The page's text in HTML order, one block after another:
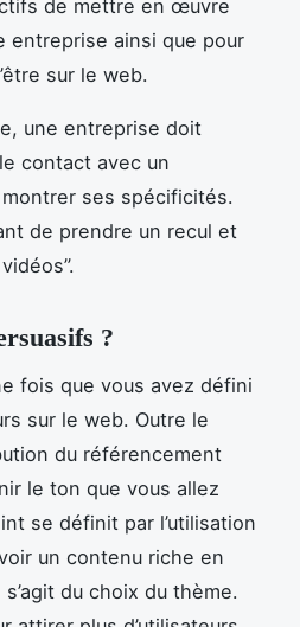
de mettre en œuvre
entreprise ainsi que pour
sur le web.
une entreprise doit
contact avec un
montrer ses spécificités.
de prendre un recul et
?
fois que vous avez défini
sur le web. Outre le
du référencement
le ton que vous allez
se définit par l’utilisation
un contenu riche en
du choix du thème.